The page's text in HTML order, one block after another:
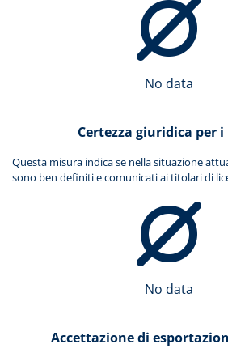
No data
Certezza giuridica per
Questa misura indica se nella situazione
sono ben definiti e comunicati ai titolari di
No data
Accettazione di